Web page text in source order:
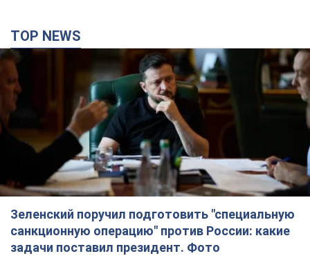
TOP NEWS
Зеленский поручил подготовить "специальную
санкционную операцию" против России: какие
задачи поставил президент. Фото